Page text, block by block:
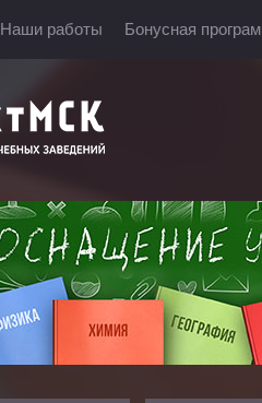
Наши работы Бонусная